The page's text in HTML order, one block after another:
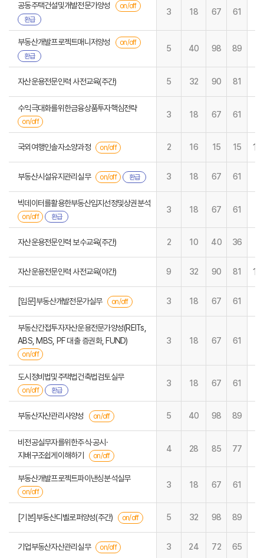
공동주택건설및개발전문가양성
on/off
환급
3 18 67 61
부동산개발프로젝트매니저양성
on/off
환급
5 40 98 89
자산운용전문인력 사전교육(주간) 5 32 90 81
수익극대화를위한금융상품투자핵심전략
on/off
3 18 67 61
국외여행인솔자소양과정 on/off 2 16 15 15 17
부동산시설유지관리실무 on/off 환급 3 18 67 61
빅데이터를활용한부동산입지선정및상권분석
on/off 환급
3 18 67 61
자산운용전문인력 보수교육(주간) 2 10 40 36
자산운용전문인력 사전교육(야간) 9 32 90 81 12
[입문]부동산개발전문가실무 on/off 3 18 67 61
부동산간접투자자산운용전문가양성(REITs,
ABS, MBS, PF 대출 증권화, FUND)
on/off
3 18 67 61
도시정비법및주택법건축법검토실무
on/off 환급
3 18 67 61
부동산자산관리사양성 on/off 5 40 98 89
비전공실무자를위한주식·공시·
지배구조쉽게이해하기
on/off
4 28 85 77
부동산개발프로젝트파이낸싱분석실무
on/off
3 18 67 61
[기본]부동산디벨로퍼양성(주간) on/off 5 32 98 89
기업부동산자산관리실무 on/off 3 24 72 65